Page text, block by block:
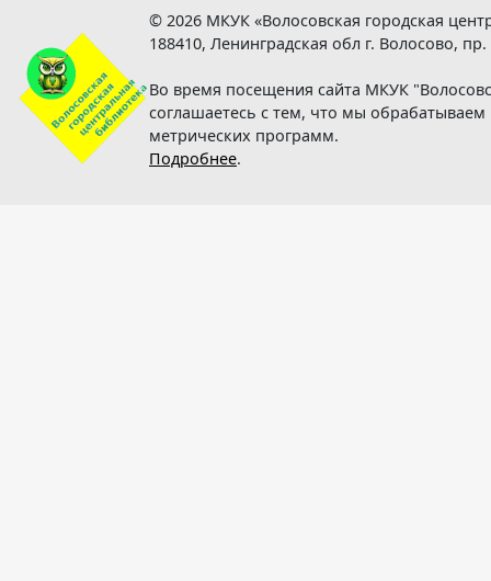
© 2026 МКУК «Волосовская городская
188410, Ленинградская обл г. Волосово,
Во время посещения сайта МКУК
соглашаетесь с тем, что мы
метрических программ.
Подробнее.